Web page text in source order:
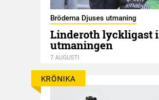
Bröderna Djuses utmaning
Linderoth lyckligast i
utmaningen
7 AUGUSTI
KRÖNIKA